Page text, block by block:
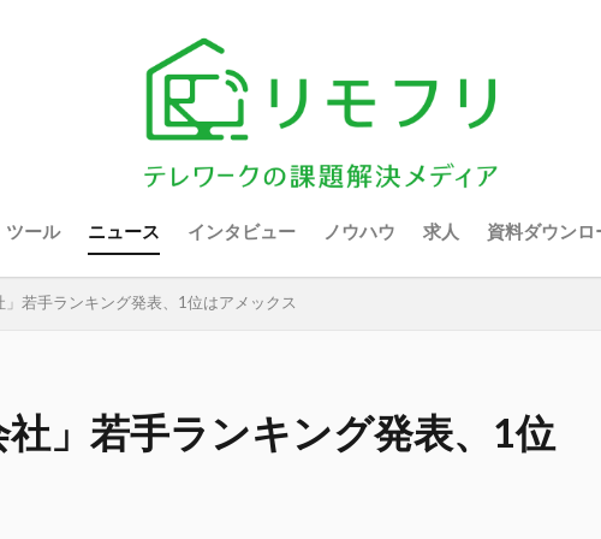
ツール ニュース インタビュー ノウハウ 求人 資料ダウンロ
」若手ランキング発表、1位はアメックス
社」若手ランキング発表、1位